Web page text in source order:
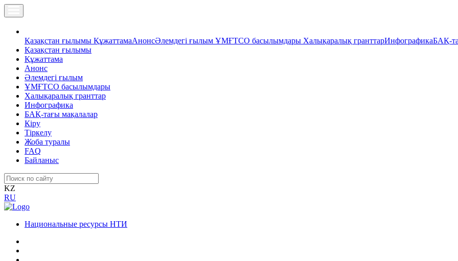
Қазақстан ғылымы ҚұжаттамаАнонсӘлемдегі ғылым ҰМҒТСО басылымдары Халықаралық гранттарИнфографикаБАҚ-
Қазақстан ғылымы
Құжаттама
Анонс
Әлемдегі ғылым
ҰМҒТСО басылымдары
Халықаралық гранттар
Инфографика
БАҚ-тағы мақалалар
Кіру
Тіркелу
Жоба туралы
FAQ
Байланыс
KZ
RU
Национальные ресурсы НТИ